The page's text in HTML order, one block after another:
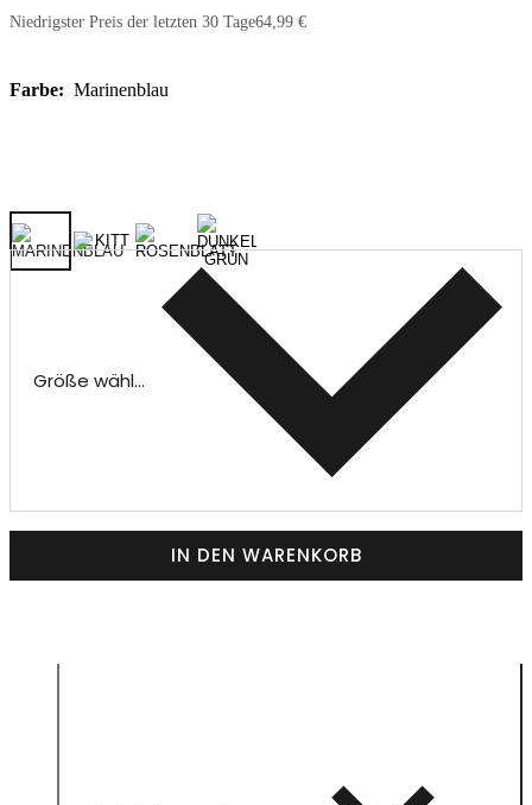
Niedrigster Preis der letzten 30 Tage64,99 €
Farbe: Marinenblau
Größe wählen
IN DEN WARENKORB